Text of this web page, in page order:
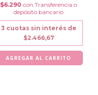
$6.290 con Transferencia o
depósito bancario
3 cuotas sin interés de
$2.466,67